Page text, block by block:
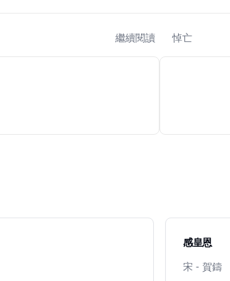
繼續閱讀 悼亡
感皇恩
宋 - 賀鑄